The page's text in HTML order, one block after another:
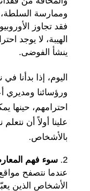
وممارسة السلطة،
فقد تجاوز
الهيبة، لا يوجد
ينشأ الفوضى.
اليوم، إذا بدأنا في
ورؤسائنا ومديري
احترامهم، حينها
علينا أولاً أن
بالأشخاص.
سوء فهم
عندما نتصفح
الأشخاص الذين